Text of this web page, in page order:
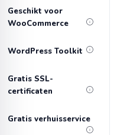
Geschikt voor
WooCommerce
WordPress Toolkit
Gratis SSL-
certificaten
Gratis verhuisservice